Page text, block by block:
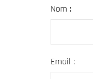
Nom :
Email :